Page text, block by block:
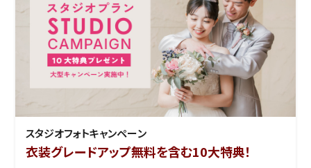
スタジオフォトキャンペーン
衣装グレードアップ無料を含む10大特典！